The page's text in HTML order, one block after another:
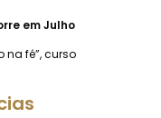
em Julho
fé”, curso